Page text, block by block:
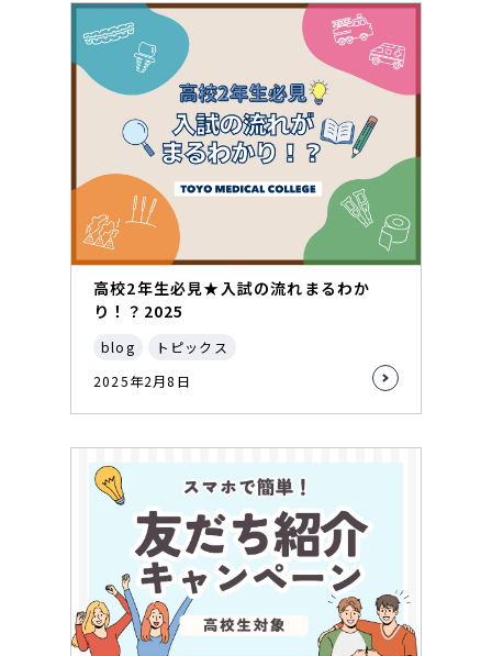
高校2年生必見★入試の流れまるわか
り！？2025
blog
トピックス
2025年2月8日